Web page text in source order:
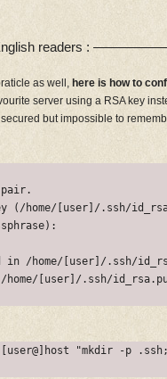
readers :
as well, here is how to
server using a RSA key
but impossible to
pair.
(/home/[user]/.ssh/
in /home/[user]/.ssh/
home/[user]/.ssh/
"mkdir -p